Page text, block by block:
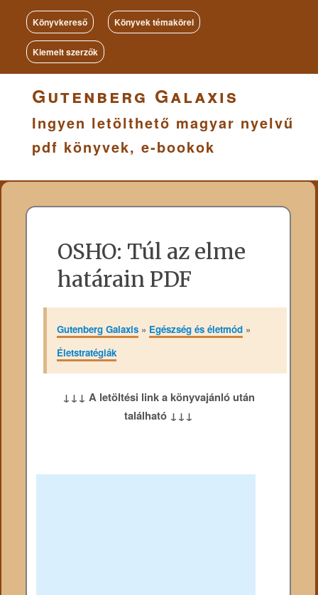
Könyvkereső Könyvek témakörei
Kiemelt szerzők
Gutenberg Galaxis
Ingyen letölthető magyar nyelvű
pdf könyvek, e-bookok
OSHO: Túl az elme
határain PDF
Gutenberg Galaxis» Egészség és életmód»
Életstratégiák
↓↓↓ A letöltési link a könyvajánló után
található ↓↓↓